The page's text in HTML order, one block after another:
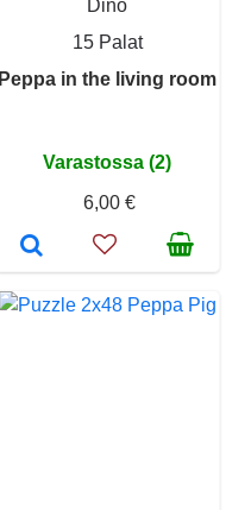
Dino
15 Palat
Peppa in the living room
Varastossa (2)
6,00 €